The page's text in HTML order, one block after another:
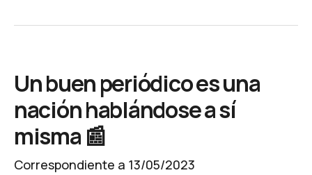
Un buen periódico es una
nación hablándose a sí
misma 📰
Correspondiente a 13/05/2023